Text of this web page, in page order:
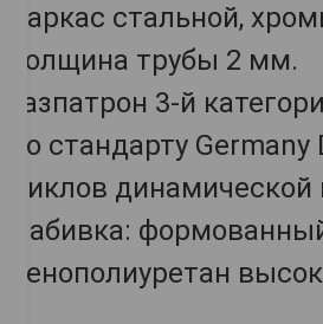
Каркас стальной,
толщина трубы 2 мм.
Газпатрон 3-й
по стандарту
циклов динамической
Набивка:
пенополиуретан